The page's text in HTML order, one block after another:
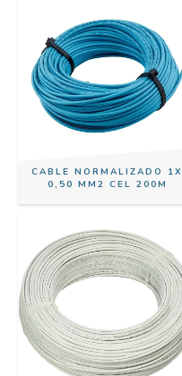
CABLE NORMALIZADO 1X
0,50 MM2 CEL 200M